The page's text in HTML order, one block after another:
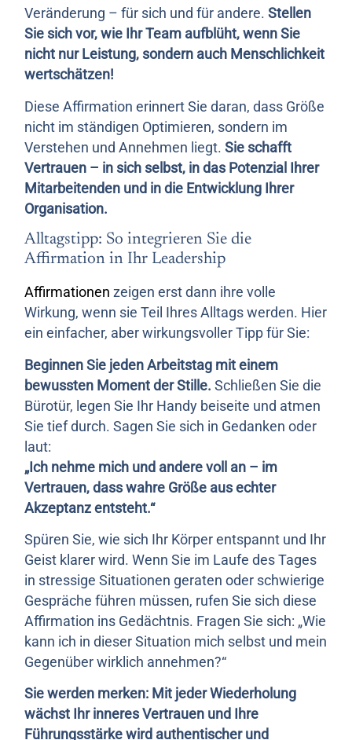
Veränderung – für sich und für andere.Stellen
Sie sich vor, wie Ihr Team aufblüht, wenn Sie
nicht nur Leistung, sondern auch Menschlichkeit
wertschätzen!
Diese Affirmation erinnert Sie daran, dass Größe
nicht im ständigen Optimieren, sondern im
Verstehen und Annehmen liegt.Sie schafft
Vertrauen – in sich selbst, in das Potenzial Ihrer
Mitarbeitenden und in die Entwicklung Ihrer
Organisation.
Alltagstipp: So integrieren Sie die
Affirmation in Ihr Leadership
Affirmationen zeigen erst dann ihre volle
Wirkung, wenn sie Teil Ihres Alltags werden. Hier
ein einfacher, aber wirkungsvoller Tipp für Sie:
Beginnen Sie jeden Arbeitstag mit einem
bewussten Moment der Stille. Schließen Sie die
Bürotür, legen Sie Ihr Handy beiseite und atmen
Sie tief durch. Sagen Sie sich in Gedanken oder
laut:
„Ich nehme mich und andere voll an – im
Vertrauen, dass wahre Größe aus echter
Akzeptanz entsteht.“
Spüren Sie, wie sich Ihr Körper entspannt und Ihr
Geist klarer wird. Wenn Sie im Laufe des Tages
in stressige Situationen geraten oder schwierige
Gespräche führen müssen, rufen Sie sich diese
Affirmation ins Gedächtnis. Fragen Sie sich: „Wie
kann ich in dieser Situation mich selbst und mein
Gegenüber wirklich annehmen?“
Sie werden merken: Mit jeder Wiederholung
wächst Ihr inneres Vertrauen und Ihre
Führungsstärke wird authentischer und